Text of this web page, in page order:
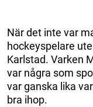
När det inte var
hockeyspelare
Karlstad. Varken
var några som
var ganska lika
bra ihop.